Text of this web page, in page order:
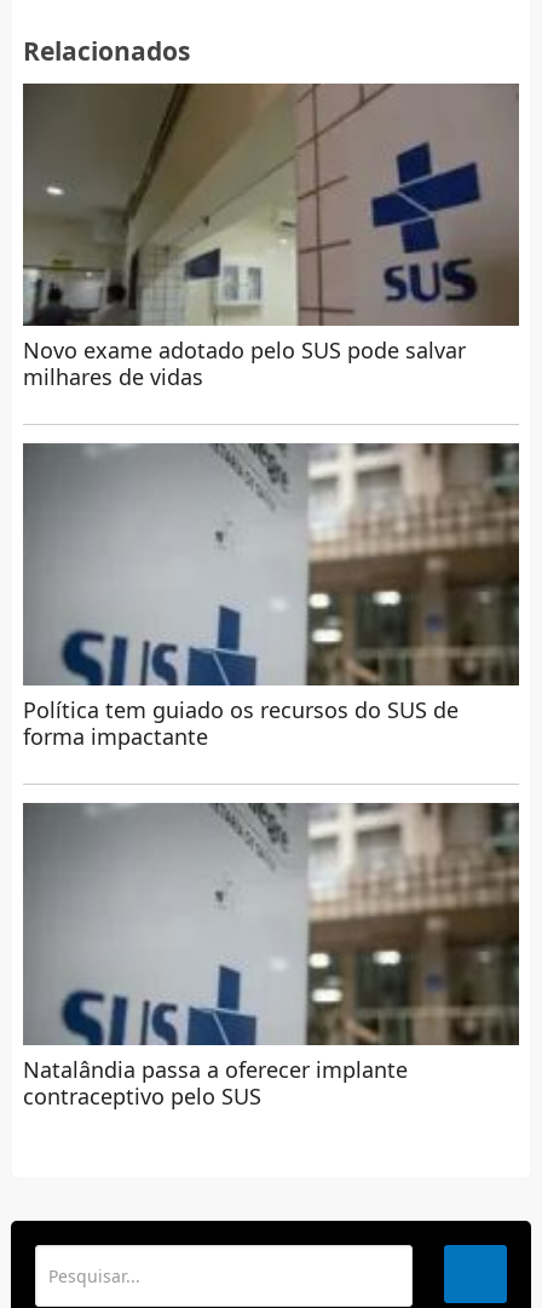
Relacionados
Novo exame adotado pelo SUS pode salvar
milhares de vidas
Política tem guiado os recursos do SUS de
forma impactante
Natalândia passa a oferecer implante
contraceptivo pelo SUS